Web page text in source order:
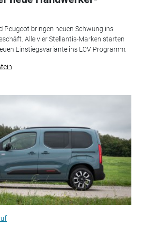
Peugeot bringen neuen Schwung ins
Alle vier Stellantis-Marken starten
Einstiegsvariante ins LCV Programm.